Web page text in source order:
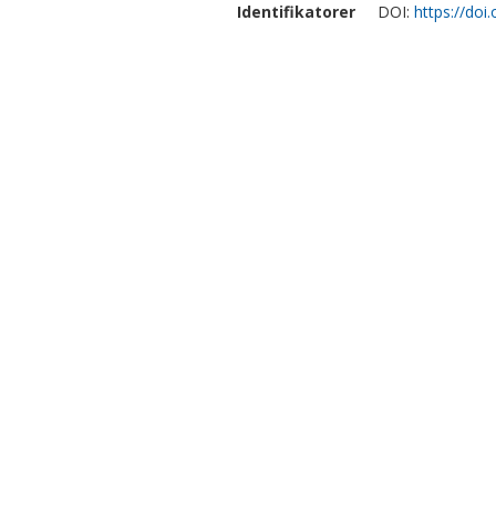
Identifikatorer
DOI: https://